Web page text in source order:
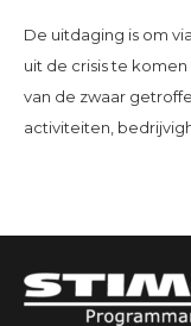
De uitdaging is om
uit de crisis te
van de zwaar
activiteiten,